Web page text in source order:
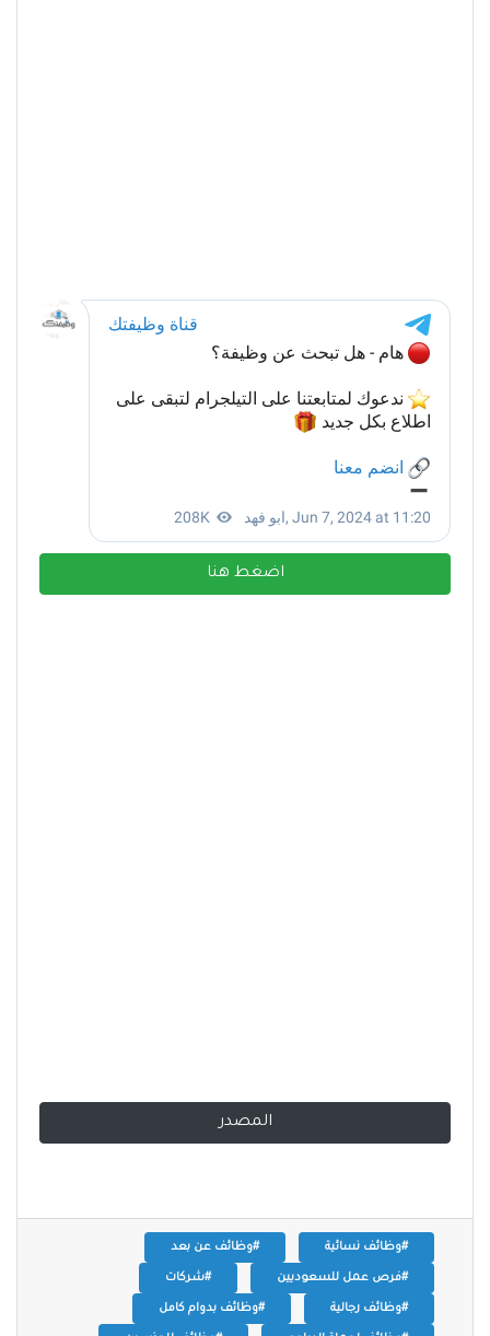
اضغط هنا
المصدر
#وظائف نسائية #وظائف عن بعد
#فرص عمل للسعوديين #شركات
#وظائف رجالية #وظائف بدوام كامل